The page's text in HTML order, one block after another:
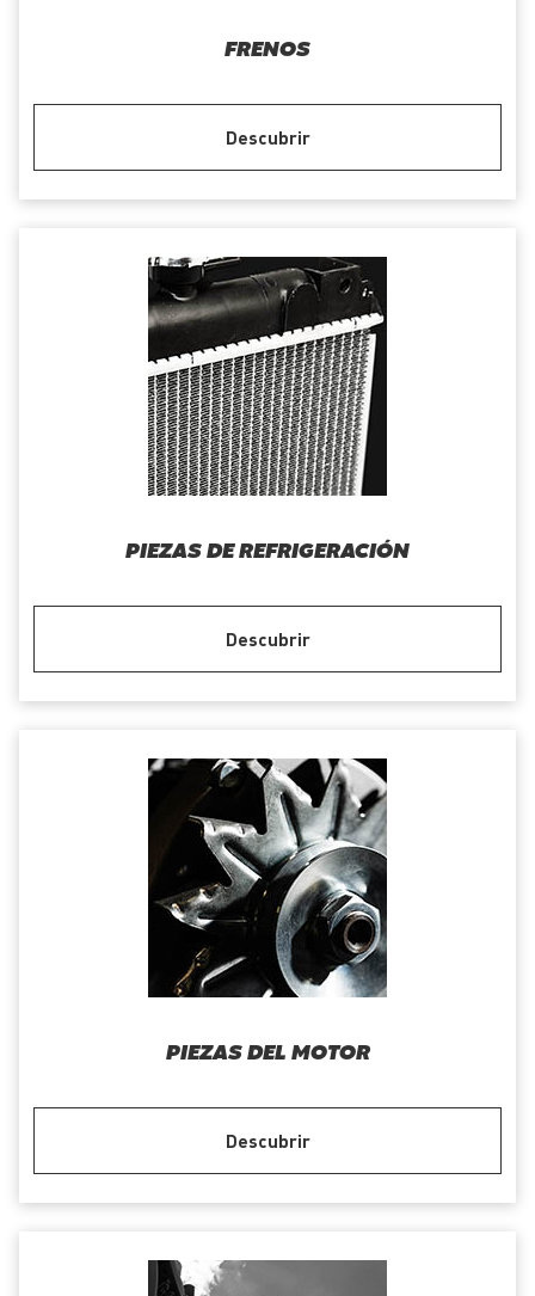
FRENOS
Descubrir
PIEZAS DE REFRIGERACIÓN
Descubrir
PIEZAS DEL MOTOR
Descubrir